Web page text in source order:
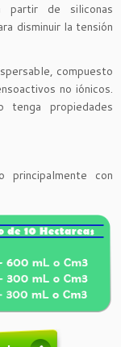
partir de siliconas
disminuir la tensión
compuesto
no iónicos.
tenga propiedades
principalmente con